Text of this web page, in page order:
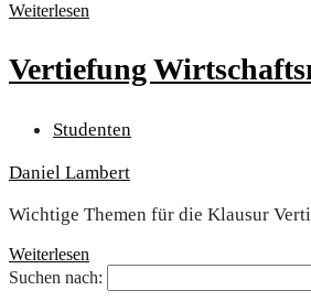
Weiterlesen
Ver­tie­fung
Studenten
Daniel Lambert
Wich­ti­ge The­men für die Klau­sur
Weiterlesen
Suchen nach: